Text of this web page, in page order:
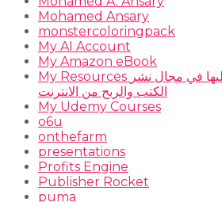
Mohamed Ansary
monstercoloringpack
My AI Account
My Amazon eBook
My Resources المصادر التي أعتمد عليها في مجال نشر
الكتب والربح من الانترنت
My Udemy Courses
o6u
onthefarm
presentations
Profits Engine
Publisher Rocket
puma